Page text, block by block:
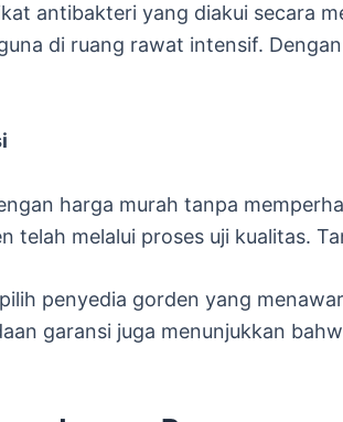
antibakteri yang diakui secara
di ruang rawat intensif.
harga murah tanpa
telah melalui proses uji kualitas.
penyedia gorden yang
garansi juga menunjukkan